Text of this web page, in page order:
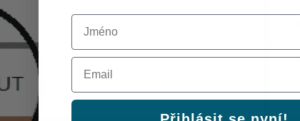
First Name
Email